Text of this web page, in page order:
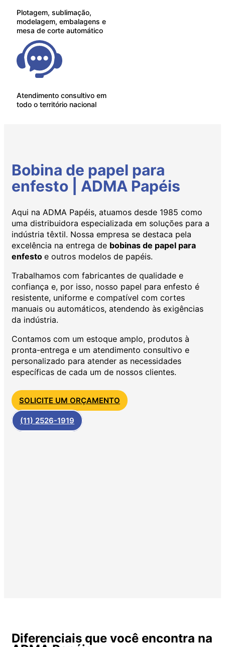
Plotagem, sublimação,
modelagem, embalagens e
mesa de corte automático
Atendimento consultivo em
todo o território nacional
Bobina de papel para
enfesto | ADMA Papéis
Aqui na ADMA Papéis, atuamos desde 1985 como
uma distribuidora especializada em soluções para a
indústria têxtil. Nossa empresa se destaca pela
excelência na entrega de bobinas de papel para
enfesto e outros modelos de papéis.
Trabalhamos com fabricantes de qualidade e
confiança e, por isso, nosso papel para enfesto é
resistente, uniforme e compatível com cortes
manuais ou automáticos, atendendo às exigências
da indústria.
Contamos com um estoque amplo, produtos à
pronta-entrega e um atendimento consultivo e
personalizado para atender as necessidades
específicas de cada um de nossos clientes.
SOLICITE UM ORÇAMENTO
(11) 2526-1919
Diferenciais que você encontra na